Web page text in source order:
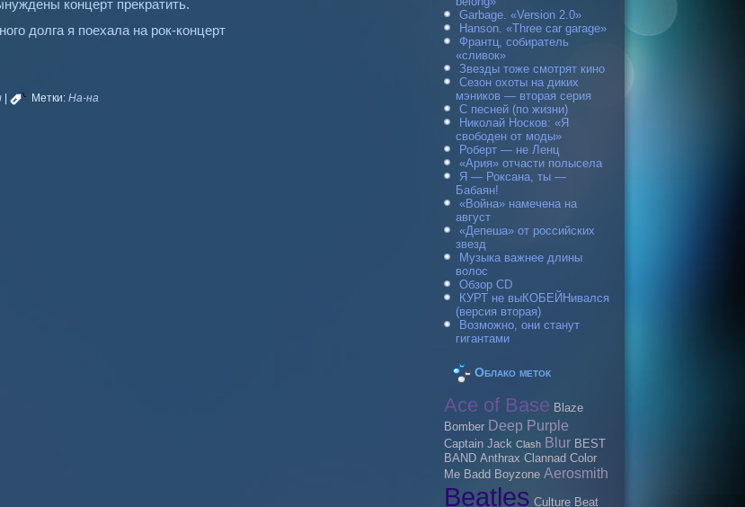
концерт прекратить.
долга я поехала на рок-концерт
| Метки: На-на
Garbage. «Version 2.0»
Hanson. «Three car garage»
Франтц, собиратель
«сливок»
Звезды тоже смотрят кино
Сезон охоты на диких
мэников — вторая серия
С песней (по жизни)
Николай Носков: «Я
свободен от моды»
Роберт — не Ленц
«Ария» отчасти полысела
Я — Роксана, ты —
Бабаян!
«Война» намечена на
август
«Депеша» от российских
звезд
Музыка важнее длины
волос
Обзор CD
КУРТ не выКОБЕЙНивался
(версия вторая)
Возможно, они станут
гигантами
Облако меток
Ace of Base Blaze
Bomber Deep Purple
Caрtain Jack Clash Blur BEST
BAND Anthrax Clannad Color
Me Badd Boyzone Aerosmith
Beatles Culture Beat